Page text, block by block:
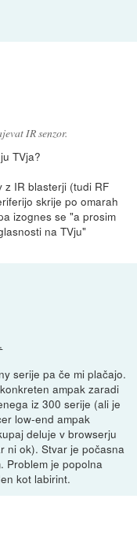
IR senzor.
TVja?
z IR blasterji (tudi RF
skrije po omarah
izognes se "a prosim
na TVju"
serije pa če mi plačajo.
ampak zaradi
iz 300 serije (ali je
low-end ampak
deluje v browserju
ni ok). Stvar je počasna
Problem je popolna
kot labirint.